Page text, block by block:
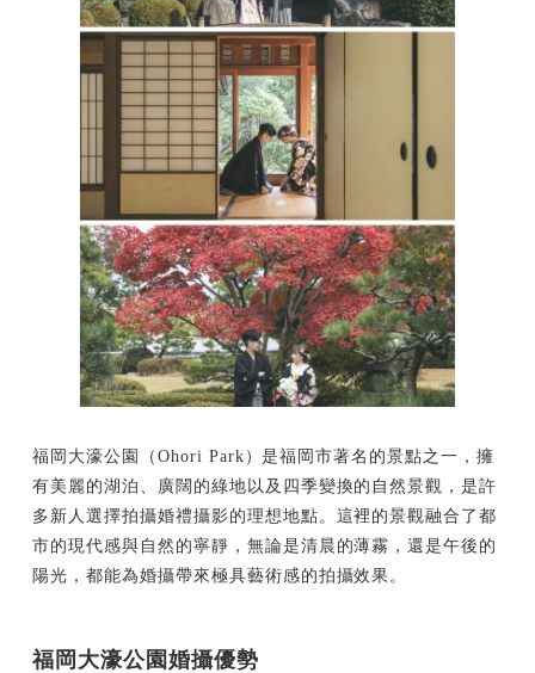
福岡大濠公園（Ohori Park）是福岡市著名的景點之一，擁
有美麗的湖泊、廣闊的綠地以及四季變換的自然景觀，是許
多新人選擇拍攝婚禮攝影的理想地點。這裡的景觀融合了都
市的現代感與自然的寧靜，無論是清晨的薄霧，還是午後的
陽光，都能為婚攝帶來極具藝術感的拍攝效果。
福岡大濠公園婚攝優勢